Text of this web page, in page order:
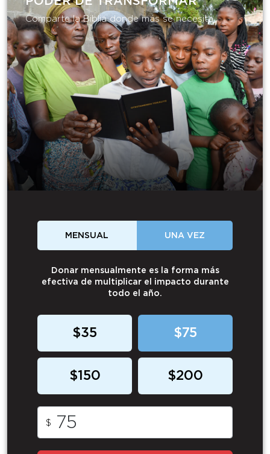
Comparte la Biblia donde más se necesita.
MENSUAL UNA VEZ
Donar mensualmente es la forma más
efectiva de multiplicar el impacto durante
todo el año.
$35 $75
$150 $200
$